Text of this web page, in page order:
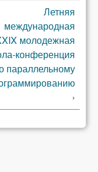
Летняя
международная
молодежная
конференция
параллельному
›